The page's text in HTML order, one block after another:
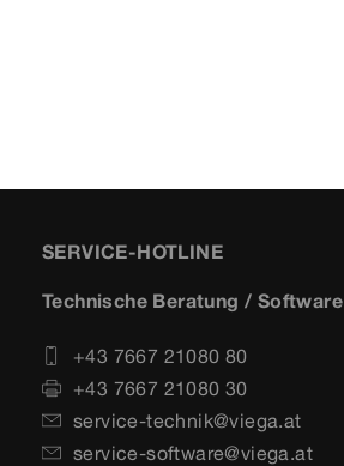
SERVICE-HOTLINE
Technische Beratung / Software
+43 7667 21080 80
+43 7667 21080 30
service-technik@viega.at
service-software@viega.at